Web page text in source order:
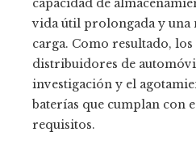
capacidad de
vida útil prolongada y una
carga. Como resultado,
distribuidores de
investigación y el
baterías que cumplan con
requisitos.